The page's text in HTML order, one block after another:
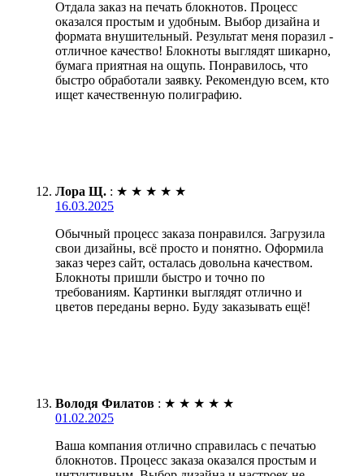
Отдала заказ на печать блокнотов. Процесс
оказался простым и удобным. Выбор дизайна и
формата внушительный. Результат меня поразил -
отличное качество! Блокноты выглядят шикарно,
бумага приятная на ощупь. Понравилось, что
быстро обработали заявку. Рекомендую всем, кто
ищет качественную полиграфию.
Лора Щ. : ★ ★ ★ ★ ★
16.03.2025
Обычный процесс заказа понравился. Загрузила
свои дизайны, всё просто и понятно. Оформила
заказ через сайт, осталась довольна качеством.
Блокноты пришли быстро и точно по
требованиям. Картинки выглядят отлично и
цветов переданы верно. Буду заказывать ещё!
Володя Филатов : ★ ★ ★ ★ ★
01.02.2025
Ваша компания отлично справилась с печатью
блокнотов. Процесс заказа оказался простым и